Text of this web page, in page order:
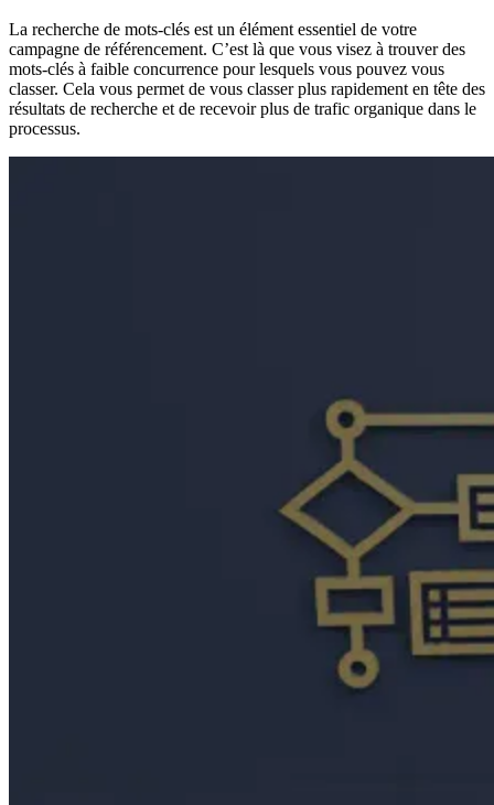
La recherche de mots-clés est un élément essentiel de votre
campagne de référencement. C’est là que vous visez à trouver des
mots-clés à faible concurrence pour lesquels vous pouvez vous
classer. Cela vous permet de vous classer plus rapidement en tête des
résultats de recherche et de recevoir plus de trafic organique dans le
processus.